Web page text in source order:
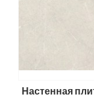
Настенная